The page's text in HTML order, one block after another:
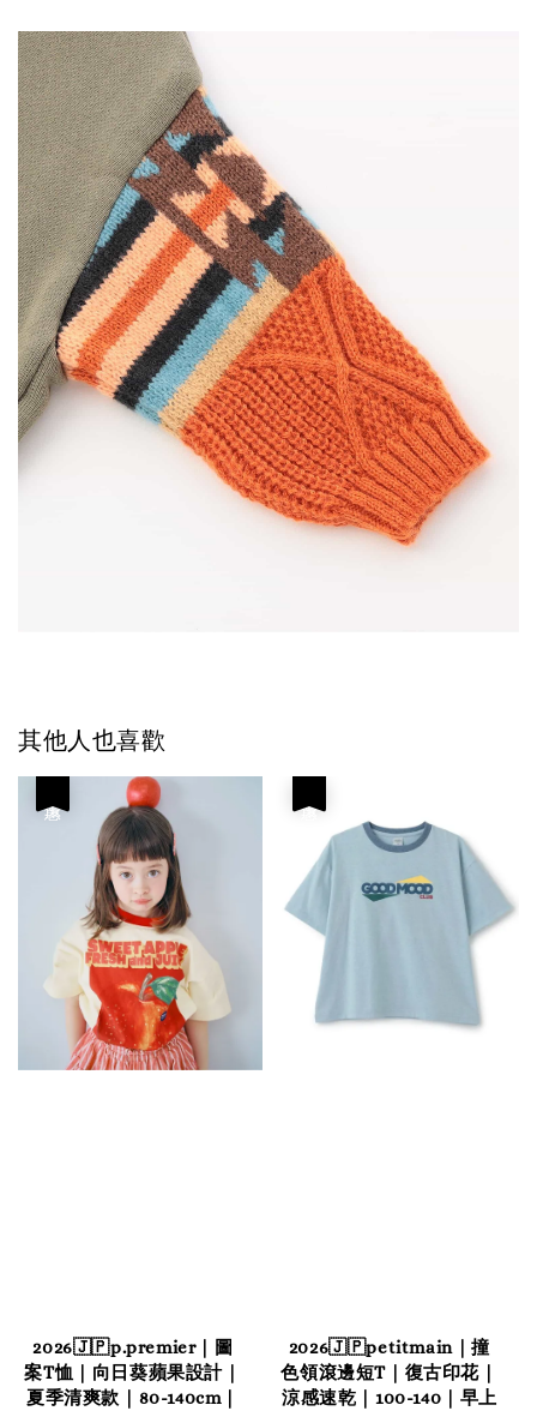
其他人也喜歡
2026🇯🇵p.premier｜圖
案T恤｜向日葵蘋果設計｜
夏季清爽款｜80-140cm｜
2026🇯🇵petitmain｜撞
色領滾邊短T｜復古印花｜
涼感速乾｜100-140｜早上